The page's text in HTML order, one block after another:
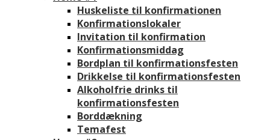
Huskeliste til konfirmationen
Konfirmationslokaler
Invitation til konfirmation
Konfirmationsmiddag
Bordplan til konfirmationsfesten
Drikkelse til konfirmationsfesten
Alkoholfrie drinks til
konfirmationsfesten
Borddækning
Temafest